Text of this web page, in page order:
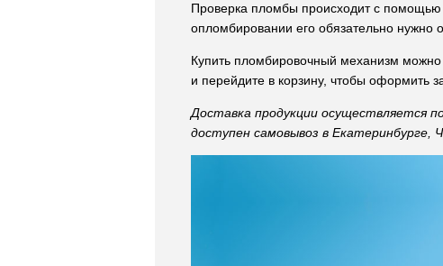
Проверка пломбы происходит с помощью
опломбировании его обязательно нужно
Купить пломбировочный механизм
и перейдите в корзину, чтобы оформить
Доставка продукции осуществляется
доступен самовывоз в Екатеринбурге,